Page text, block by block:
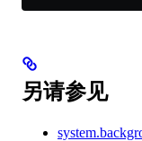
另请参见